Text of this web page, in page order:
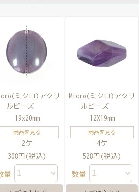
ミクロ)アクリ
ルビーズ
19x20mm
商品を見る
2ケ
308円(税込)
量
Micro(ミクロ)アクリ
ルビーズ
12X19mm
商品を見る
4ケ
528円(税込)
数量